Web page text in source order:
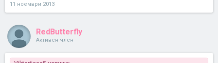
11 ноември 2013
RedButterfly
Активен член